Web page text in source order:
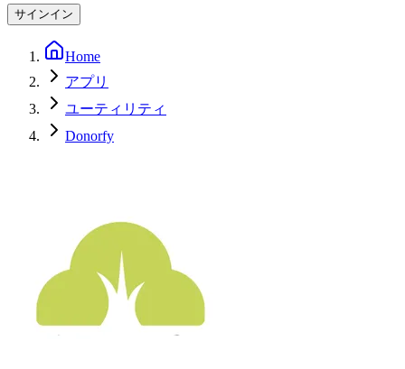
サインイン
Home
アプリ
ユーティリティ
Donorfy